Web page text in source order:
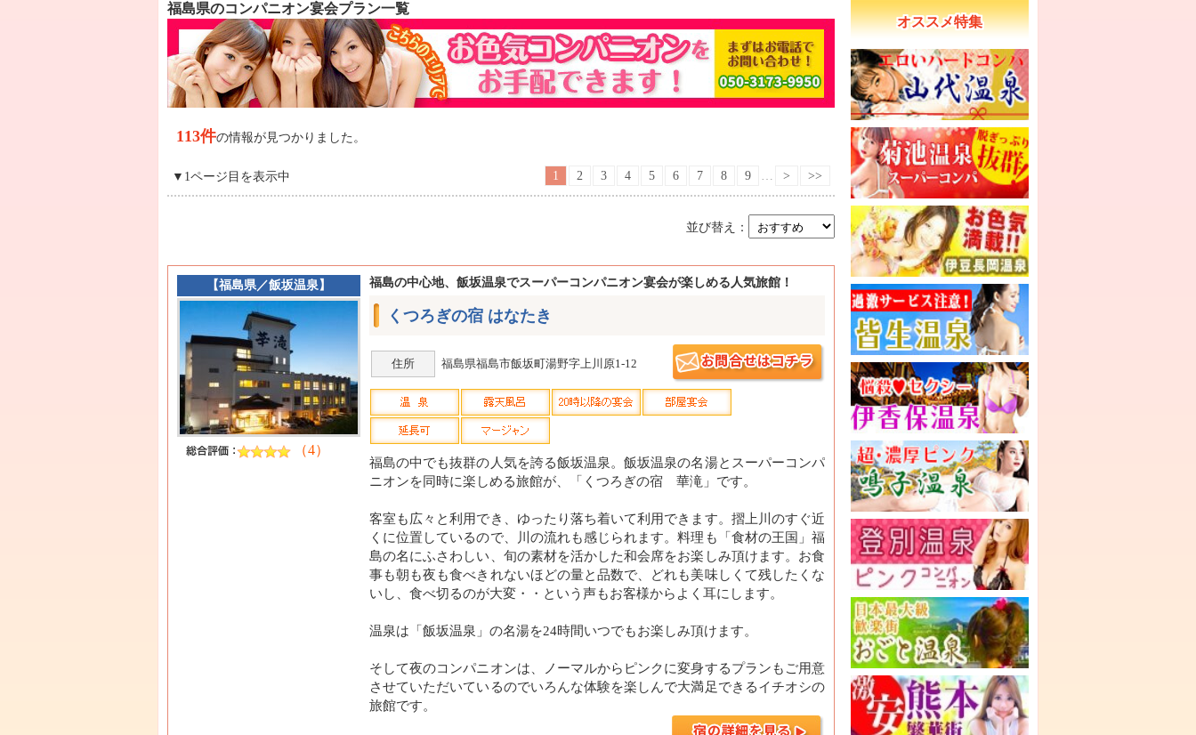
福島県のコンパニオン宴会プラン一覧
113件の情報が見つかりました。
▼1ページ目を表示中 1 2 3 4 5 6 7 8 9 … > >>
並び替え：
【福島県／飯坂温泉】
（4）
福島の中心地、飯坂温泉でスーパーコンパニオン宴会が楽しめる人気旅館！
くつろぎの宿 はなたき
住所 福島県福島市飯坂町湯野字上川原1-12
福島の中でも抜群の人気を誇る飯坂温泉。飯坂温泉の名湯とスーパーコンパ
ニオンを同時に楽しめる旅館が、「くつろぎの宿 華滝」です。
客室も広々と利用でき、ゆったり落ち着いて利用できます。摺上川のすぐ近
くに位置しているので、川の流れも感じられます。料理も「食材の王国」福
島の名にふさわしい、旬の素材を活かした和会席をお楽しみ頂けます。お食
事も朝も夜も食べきれないほどの量と品数で、どれも美味しくて残したくな
いし、食べ切るのが大変・・という声もお客様からよく耳にします。
温泉は「飯坂温泉」の名湯を24時間いつでもお楽しみ頂けます。
そして夜のコンパニオンは、ノーマルからピンクに変身するプランもご用意
させていただいているのでいろんな体験を楽しんで大満足できるイチオシの
旅館です。
オススメ特集